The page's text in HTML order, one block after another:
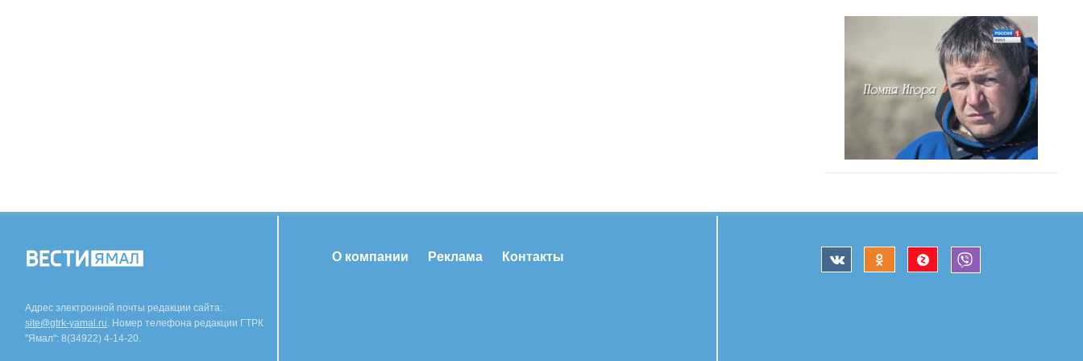
Адрес электронной почты редакции сайта:
site@gtrk-yamal.ru. Номер телефона редакции ГТРК
"Ямал": 8(34922) 4-14-20.
О компании Реклама Контакты